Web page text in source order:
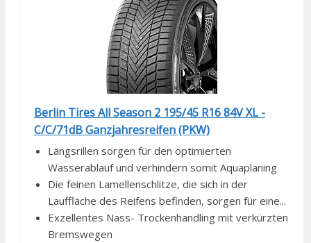
Berlin Tires All Season 2 195/45 R16 84V XL -
C/C/71dB Ganzjahresreifen (PKW)
Längsrillen sorgen für den optimierten
Wasserablauf und verhindern somit Aquaplaning
Die feinen Lamellenschlitze, die sich in der
Lauffläche des Reifens befinden, sorgen für eine...
Exzellentes Nass- Trockenhandling mit verkürzten
Bremswegen